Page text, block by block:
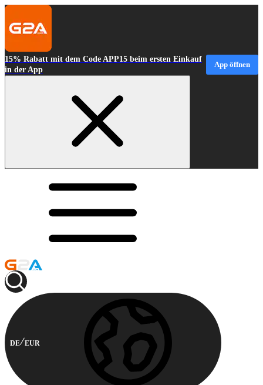
15% Rabatt mit dem Code APP15 beim ersten Einkauf
in der App
App öffnen
DE EUR